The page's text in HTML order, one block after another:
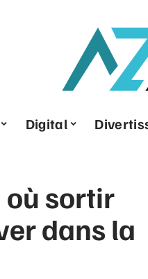
Digital
où sortir
dans la